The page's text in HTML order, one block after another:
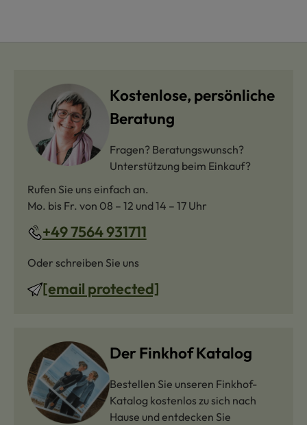
Kostenlose, persönliche
Beratung
Fragen? Beratungswunsch?
Unterstützung beim Einkauf?
Rufen Sie uns einfach an.
Mo. bis Fr. von 08 – 12 und 14 – 17 Uhr
+49 7564 931711
Oder schreiben Sie uns
[email protected]
Der Finkhof Katalog
Bestellen Sie unseren Finkhof-
Katalog kostenlos zu sich nach
Hause und entdecken Sie